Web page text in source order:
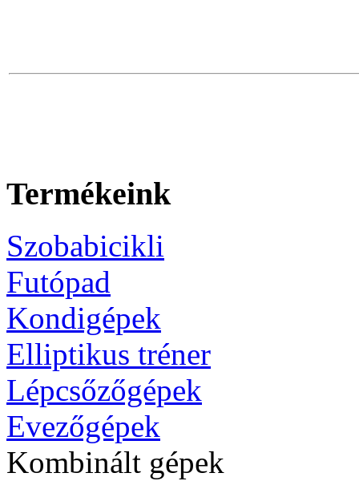
Termékeink
Szobabicikli
Futópad
Kondigépek
Elliptikus tréner
Lépcsőzőgépek
Evezőgépek
Kombinált gépek